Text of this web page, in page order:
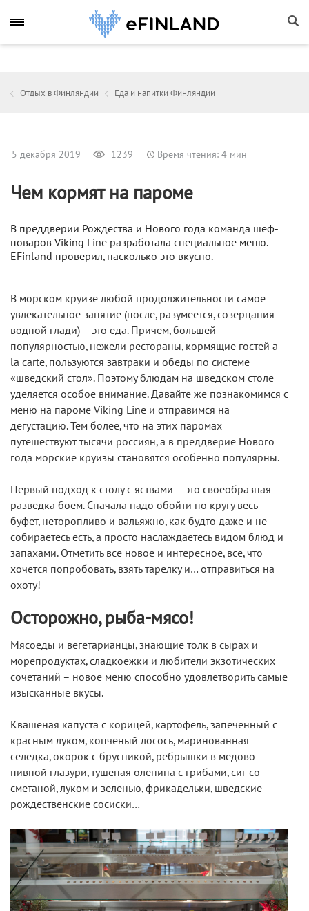
Отдых в Финляндии Еда и напитки Финляндии
5 декабря 2019 1239 Время чтения: 4 мин
Чем кормят на пароме
В преддверии Рождества и Нового года команда шеф-
поваров Viking Line разработала специальное меню.
EFinland проверил, насколько это вкусно.
В морском круизе любой продолжительности самое
увлекательное занятие (после, разумеется, созерцания
водной глади) – это еда. Причем, большей
популярностью, нежели рестораны, кормящие гостей a
la carte, пользуются завтраки и обеды по системе
«шведский стол». Поэтому блюдам на шведском столе
уделяется особое внимание. Давайте же познакомимся с
меню на пароме Viking Line и отправимся на
дегустацию. Тем более, что на этих паромах
путешествуют тысячи россиян, а в преддверие Нового
года морские круизы становятся особенно популярны.
Первый подход к столу с яствами – это своеобразная
разведка боем. Сначала надо обойти по кругу весь
буфет, неторопливо и вальяжно, как будто даже и не
собираетесь есть, а просто наслаждаетесь видом блюд и
запахами. Отметить все новое и интересное, все, что
хочется попробовать, взять тарелку и… отправиться на
охоту!
Осторожно, рыба-мясо!
Мясоеды и вегетарианцы, знающие толк в сырах и
морепродуктах, сладкоежки и любители экзотических
сочетаний – новое меню способно удовлетворить самые
изысканные вкусы.
Квашеная капуста с корицей, картофель, запеченный с
красным луком, копченый лосось, маринованная
селедка, окорок c брусникой, ребрышки в медово-
пивной глазури, тушеная оленина с грибами, сиг со
сметаной, луком и зеленью, фрикадельки, шведские
рождественские сосиски…